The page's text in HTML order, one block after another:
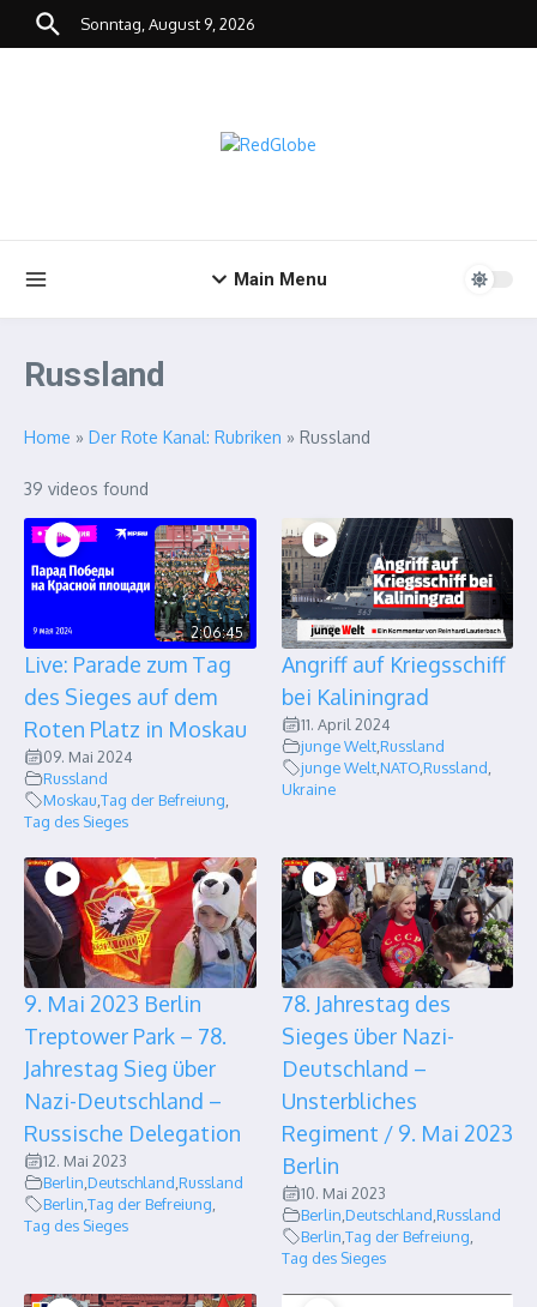
Zum Inhalt springen
Sonntag, August 9, 2026
Main Menu
Russland
Home » Der Rote Kanal: Rubriken » Russland
39 videos found
2:06:45
Live: Parade zum Tag
des Sieges auf dem
Roten Platz in Moskau
09. Mai 2024
Russland
Moskau Tag der Befreiung
Tag des Sieges
Angriff auf Kriegsschiff
bei Kaliningrad
11. April 2024
junge Welt,Russland
junge Welt,NATO,Russland
Ukraine
9. Mai 2023 Berlin
Treptower Park – 78.
Jahrestag Sieg über
Nazi-Deutschland –
Russische Delegation
12. Mai 2023
Berlin Deutschland Russland
Berlin Tag der Befreiung
Tag des Sieges
78. Jahrestag des
Sieges über Nazi-
Deutschland –
Unsterbliches
Regiment / 9. Mai 2023
Berlin
10. Mai 2023
Berlin Deutschland Russland
Berlin Tag der Befreiung
Tag des Sieges